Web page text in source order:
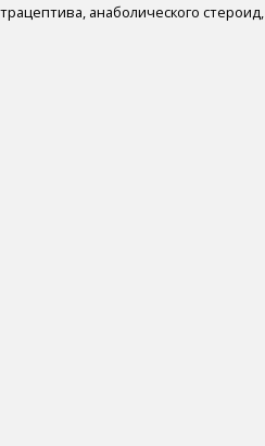
анаболического стероид,